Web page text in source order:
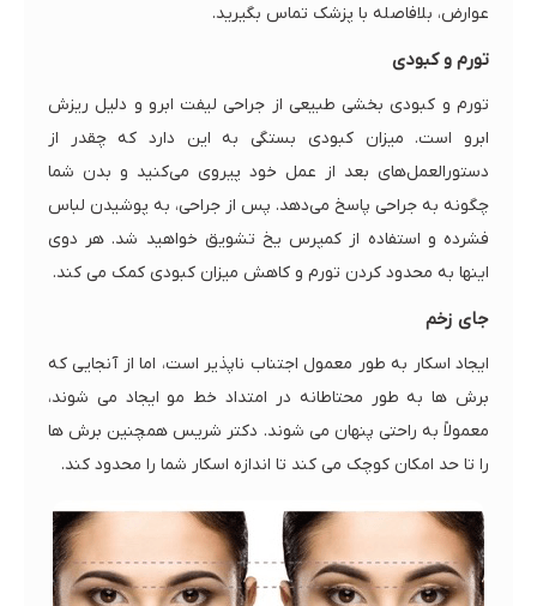
عوارض، بلافاصله با پزشک تماس بگیرید.
تورم و کبودی
تورم و کبودی بخشی طبیعی از جراحی لیفت ابرو و دلیل ریزش
ابرو است. میزان کبودی بستگی به این دارد که چقدر از
دستورالعمل‌های بعد از عمل خود پیروی می‌کنید و بدن شما
چگونه به جراحی پاسخ می‌دهد. پس از جراحی، به پوشیدن لباس
فشرده و استفاده از کمپرس یخ تشویق خواهید شد. هر دوی
اینها به محدود کردن تورم و کاهش میزان کبودی کمک می کند.
جای زخم
ایجاد اسکار به طور معمول اجتناب ناپذیر است، اما از آنجایی که
برش ها به طور محتاطانه در امتداد خط مو ایجاد می شوند،
معمولاً به راحتی پنهان می شوند. دکتر شریس همچنین برش ها
را تا حد امکان کوچک می کند تا اندازه اسکار شما را محدود کند.